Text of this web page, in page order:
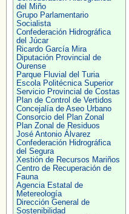
del Miño
Grupo Parlamentario
Socialista
Confederación Hidrográfica
del Júcar
Ricardo García Mira
Diputación Provincial de
Ourense
Parque Fluvial del Turia
Escola Politécnica Superior
Servicio Provincial de Costas
Plan de Control de Vertidos
Concejalía de Aseo Urbano
Consorcio del Plan Zonal
Plan Zonal de Residuos
José Antonio Álvarez
Confederación Hidrográfica
del Segura
Xestión de Recursos Mariños
Centro de Recuperación de
Fauna
Agencia Estatal de
Metereología
Dirección General de
Sostenibilidad